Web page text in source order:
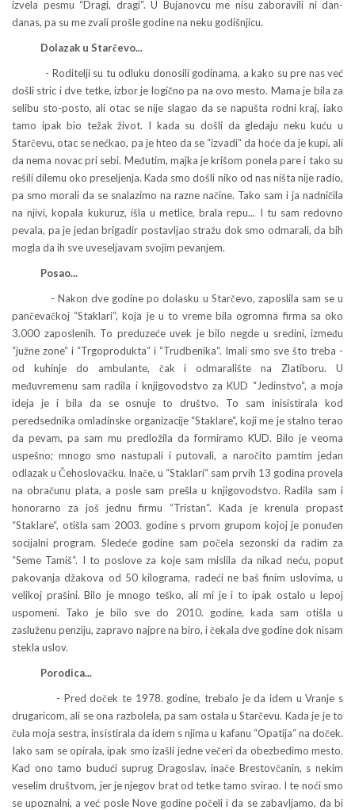
izvela pesmu “Dragi, dragi“. U Bujanovcu me nisu zaboravili ni dan-
danas, pa su me zvali prošle godine na neku godišnjicu.
Dolazak u Starčevo...
- Roditelji su tu odluku donosili godinama, a kako su pre nas već
došli stric i dve tetke, izbor je logično pa na ovo mesto. Mama je bila za
selibu sto-posto, ali otac se nije slagao da se napušta rodni kraj, iako
tamo ipak bio težak život. I kada su došli da gledaju neku kuću u
Starčevu, otac se nećkao, pa je hteo da se “izvadi“ da hoće da je kupi, ali
da nema novac pri sebi. Međutim, majka je krišom ponela pare i tako su
rešili dilemu oko preseljenja. Kada smo došli niko od nas ništa nije radio,
pa smo morali da se snalazimo na razne načine. Tako sam i ja nadničila
na njivi, kopala kukuruz, išla u metlice, brala repu... I tu sam redovno
pevala, pa je jedan brigadir postavljao stražu dok smo odmarali, da bih
mogla da ih sve uveseljavam svojim pevanjem.
Posao...
- Nakon dve godine po dolasku u Starčevo, zaposlila sam se u
pančevačkoj “Staklari“, koja je u to vreme bila ogromna firma sa oko
3.000 zaposlenih. To preduzeće uvek je bilo negde u sredini, između
“južne zone“ i “Trgoprodukta“ i “Trudbenika“. Imali smo sve što treba -
od kuhinje do ambulante, čak i odmaralište na Zlatiboru. U
međuvremenu sam radila i knjigovodstvo za KUD “Jedinstvo“, a moja
ideja je i bila da se osnuje to društvo. To sam inisistirala kod
peredsednika omladinske organizacije “Staklare“, koji me je stalno terao
da pevam, pa sam mu predložila da formiramo KUD. Bilo je veoma
uspešno; mnogo smo nastupali i putovali, a naročito pamtim jedan
odlazak u Čehoslovačku. Inače, u “Staklari“ sam prvih 13 godina provela
na obračunu plata, a posle sam prešla u knjigovodstvo. Radila sam i
honorarno za još jednu firmu “Tristan“. Kada je krenula propast
“Staklare“, otišla sam 2003. godine s prvom grupom kojoj je ponuđen
socijalni program. Sledeće godine sam počela sezonski da radim za
“Seme Tamiš“. I to poslove za koje sam mislila da nikad neću, poput
pakovanja džakova od 50 kilograma, radeći ne baš finim uslovima, u
velikoj prašini. Bilo je mnogo teško, ali mi je i to ipak ostalo u lepoj
uspomeni. Tako je bilo sve do 2010. godine, kada sam otišla u
zasluženu penziju, zapravo najpre na biro, i čekala dve godine dok nisam
stekla uslov.
Porodica...
- Pred doček te 1978. godine, trebalo je da idem u Vranje s
drugaricom, ali se ona razbolela, pa sam ostala u Starčevu. Kada je je to
čula moja sestra, insistirala da idem s njima u kafanu “Opatija“ na doček.
Iako sam se opirala, ipak smo izašli jedne večeri da obezbedimo mesto.
Kad ono tamo budući suprug Dragoslav, inače Brestovčanin, s nekim
veselim društvom, jer je njegov brat od tetke tamo svirao. I te noći smo
se upoznalni, a već posle Nove godine počeli i da se zabavljamo, da bi